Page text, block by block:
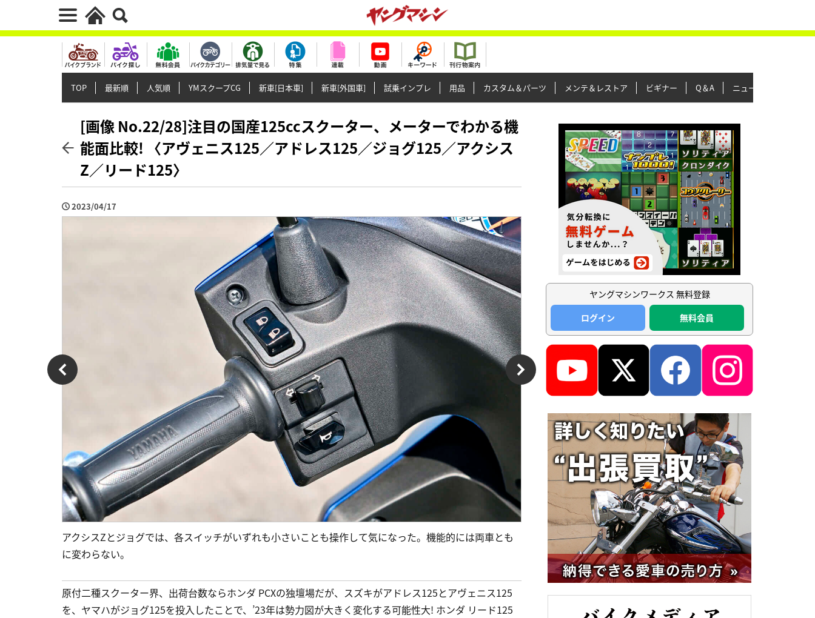
TOP 最新順 人気順 YMスクープCG 新車[日本車] 新車[外国車] 試乗インプレ 用品 カスタム＆パーツ メンテ＆レストア ビギナー Q＆A ニュース＆トピックス
[画像 No.22/28]注目の国産125ccスクーター、メーターでわかる機
能面比較! 〈アヴェニス125／アドレス125／ジョグ125／アクシス
Z／リード125〉
2023/04/17
アクシスZとジョグでは、各スイッチがいずれも小さいことも操作して気になった。機能的には両車とも
に変わらない。
原付二種スクーター界、出荷台数ならホンダ PCXの独壇場だが、スズキがアドレス125とアヴェニス125
を、ヤマハがジョグ125を投入したことで、’23年は勢力図が大きく変化する可能性大! ホンダ リード125
ヤングマシンワークス 無料登録
ログイン
無料会員